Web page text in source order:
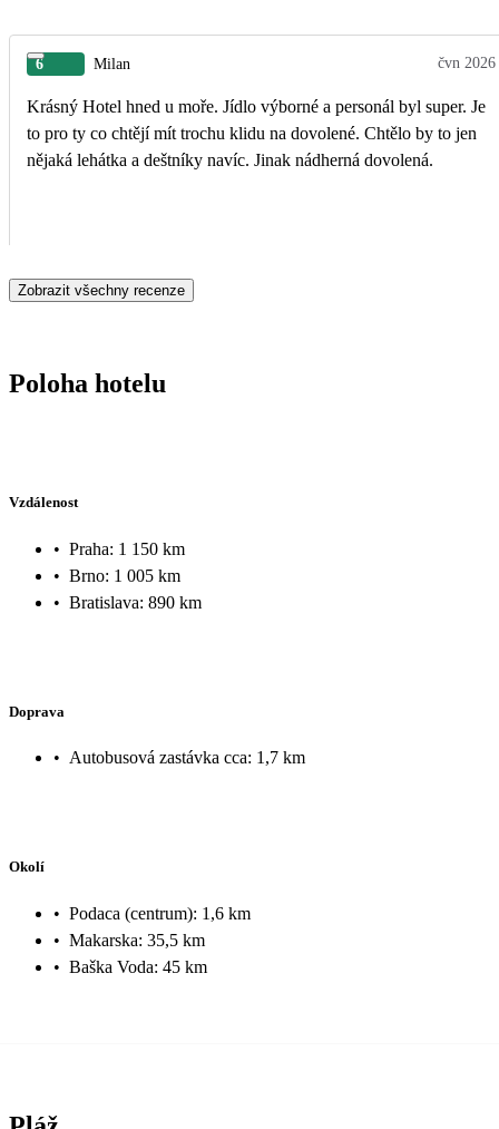
6 Milan čvn 2026
Krásný Hotel hned u moře. Jídlo výborné a personál byl super. Je
to pro ty co chtějí mít trochu klidu na dovolené. Chtělo by to jen
nějaká lehátka a deštníky navíc. Jinak nádherná dovolená.
Zobrazit všechny recenze
Poloha hotelu
Vzdálenost
• Praha: 1 150 km
• Brno: 1 005 km
• Bratislava: 890 km
Doprava
• Autobusová zastávka cca: 1,7 km
Okolí
• Podaca (centrum): 1,6 km
• Makarska: 35,5 km
• Baška Voda: 45 km